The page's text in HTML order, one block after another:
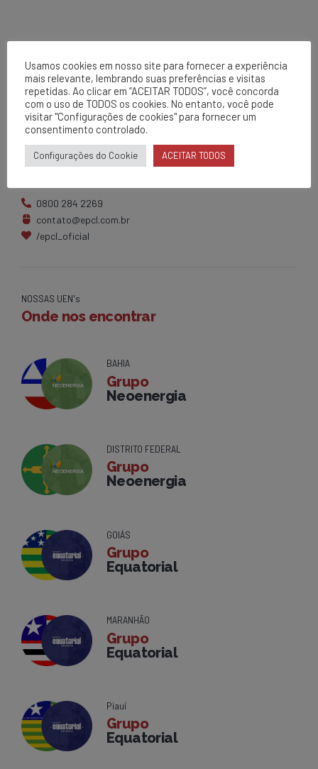
EPCL
Matriz
Av. Centenário, 1420
0800 284 2269
contato@epcl.com.br
/epcl_oficial
NOSSAS UEN's
Onde nos encontrar
BAHIA
Grupo
Neoenergia
DISTRITO FEDERAL
Grupo
Neoenergia
GOIÁS
Grupo
Equatorial
MARANHÃO
Grupo
Equatorial
Piauí
Grupo
Equatorial
Usamos cookies em nosso site para fornecer a experiência
mais relevante, lembrando suas preferências e visitas
repetidas. Ao clicar em “ACEITAR TODOS”, você concorda
com o uso de TODOS os cookies. No entanto, você pode
visitar "Configurações de cookies" para fornecer um
consentimento controlado.
Configurações do Cookie ACEITAR TODOS